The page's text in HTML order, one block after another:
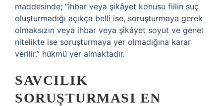
maddesinde; “İhbar veya şikâyet konusu fiilin suç
oluşturmadığı açıkça belli ise, soruşturmaya gerek
olmaksızın veya ihbar veya şikâyet soyut ve genel
nitelikte ise soruşturmaya yer olmadığına karar
verilir.” hükmü yer almaktadır.
SAVCILIK
SORUŞTURMASI EN